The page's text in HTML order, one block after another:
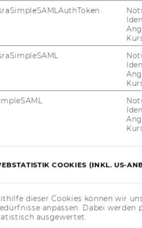
JOBS
JOBS
WU
COOKIES (INKL. US-
dieser Cookies können wir
anpassen. Dabei
ausgewertet.